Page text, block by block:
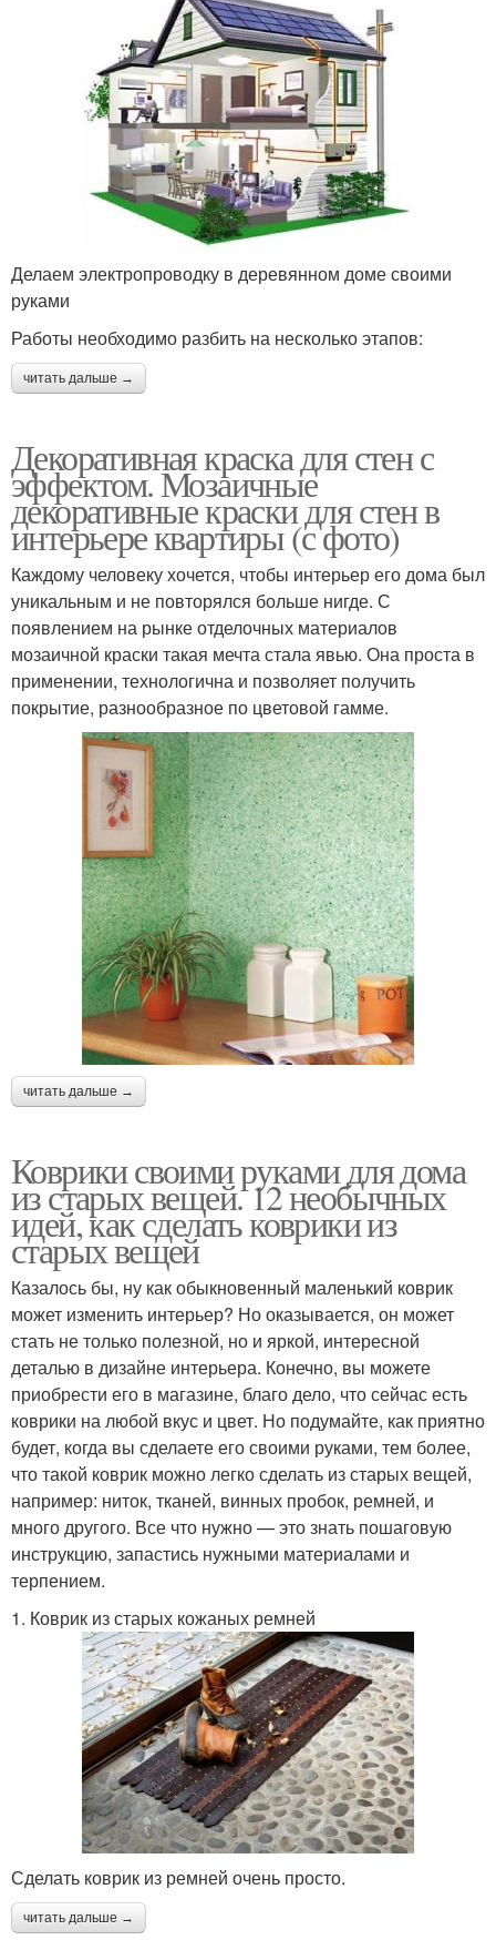
Делаем электропроводку в деревянном доме своими
руками
Работы необходимо разбить на несколько этапов:
читать дальше →
Декоративная краска для стен с
эффектом. Мозаичные
декоративные краски для стен в
интерьере квартиры (с фото)
Каждому человеку хочется, чтобы интерьер его дома был
уникальным и не повторялся больше нигде. С
появлением на рынке отделочных материалов
мозаичной краски такая мечта стала явью. Она проста в
применении, технологична и позволяет получить
покрытие, разнообразное по цветовой гамме.
читать дальше →
Коврики своими руками для дома
из старых вещей. 12 необычных
идей, как сделать коврики из
старых вещей
Казалось бы, ну как обыкновенный маленький коврик
может изменить интерьер? Но оказывается, он может
стать не только полезной, но и яркой, интересной
деталью в дизайне интерьера. Конечно, вы можете
приобрести его в магазине, благо дело, что сейчас есть
коврики на любой вкус и цвет. Но подумайте, как приятно
будет, когда вы сделаете его своими руками, тем более,
что такой коврик можно легко сделать из старых вещей,
например: ниток, тканей, винных пробок, ремней, и
много другого. Все что нужно — это знать пошаговую
инструкцию, запастись нужными материалами и
терпением.
1. Коврик из старых кожаных ремней
Сделать коврик из ремней очень просто.
читать дальше →